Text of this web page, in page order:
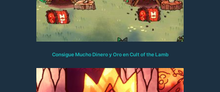
Consigue Mucho Dinero y Oro en Cult of the Lamb